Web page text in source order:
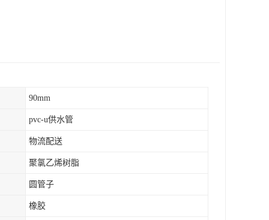
90mm
pvc-u供水管
物流配送
聚氯乙烯树脂
圆管子
橡胶